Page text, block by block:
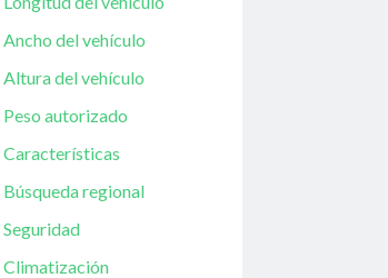
Ancho del vehículo
Altura del vehículo
Peso autorizado
Características
Búsqueda regional
Seguridad
Climatización